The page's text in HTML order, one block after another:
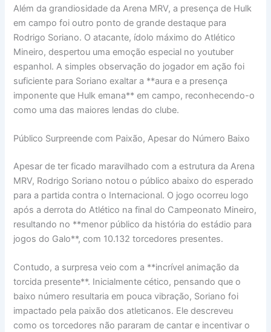
Além da grandiosidade da Arena MRV, a presença de Hulk
em campo foi outro ponto de grande destaque para
Rodrigo Soriano. O atacante, ídolo máximo do Atlético
Mineiro, despertou uma emoção especial no youtuber
espanhol. A simples observação do jogador em ação foi
suficiente para Soriano exaltar a **aura e a presença
imponente que Hulk emana** em campo, reconhecendo-o
como uma das maiores lendas do clube.
Público Surpreende com Paixão, Apesar do Número Baixo
Apesar de ter ficado maravilhado com a estrutura da Arena
MRV, Rodrigo Soriano notou o público abaixo do esperado
para a partida contra o Internacional. O jogo ocorreu logo
após a derrota do Atlético na final do Campeonato Mineiro,
resultando no **menor público da história do estádio para
jogos do Galo**, com 10.132 torcedores presentes.
Contudo, a surpresa veio com a **incrível animação da
torcida presente**. Inicialmente cético, pensando que o
baixo número resultaria em pouca vibração, Soriano foi
impactado pela paixão dos atleticanos. Ele descreveu
como os torcedores não pararam de cantar e incentivar o